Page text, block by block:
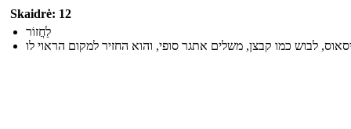
Skaidrė: 12
לַחֲזוֹר